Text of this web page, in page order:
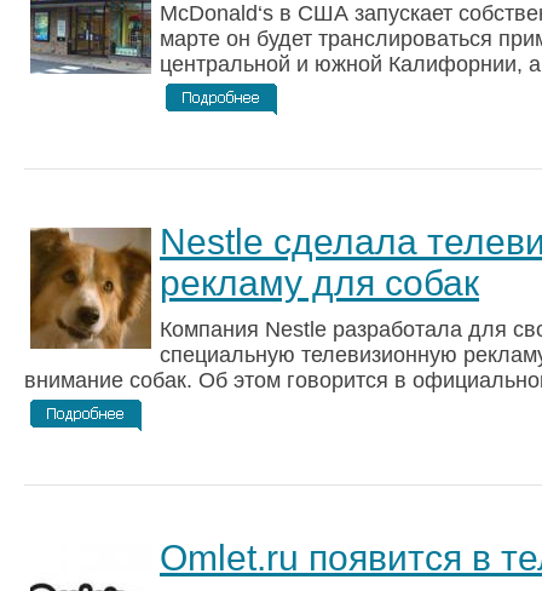
McDonald‘s в США запускает
марте он будет транслироваться
центральной и южной Калифорнии, а
Nestle сделала
рекламу для собак
Компания Nestle разработала для
специальную телевизионную
внимание собак. Об этом говорится в
Omlet.ru появится в